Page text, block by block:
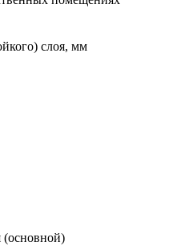
слоя, мм
(основной)